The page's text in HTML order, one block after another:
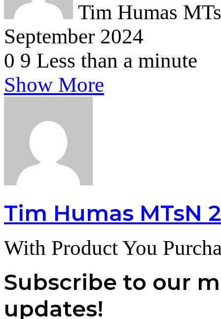
Tim Humas
September 2024
0 9 Less than a minute
Show More
Tim Humas MTsN
With Product You
Subscribe to our
updates!